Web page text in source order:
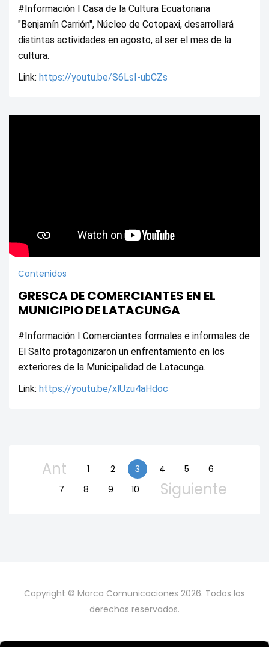
#Información I Casa de la Cultura Ecuatoriana
"Benjamín Carrión", Núcleo de Cotopaxi, desarrollará
distintas actividades en agosto, al ser el mes de la
cultura.
Link: https://youtu.be/S6LsI-ubCZs
Contenidos
GRESCA DE COMERCIANTES EN EL
MUNICIPIO DE LATACUNGA
#Información I Comerciantes formales e informales de
El Salto protagonizaron un enfrentamiento en los
exteriores de la Municipalidad de Latacunga.
Link: https://youtu.be/xlUzu4aHdoc
Ant 1 2 3 4 5
6
7
8 9 10 Siguiente
Copyright © Marca Comunicaciones 2026. Todos los
derechos reservados.